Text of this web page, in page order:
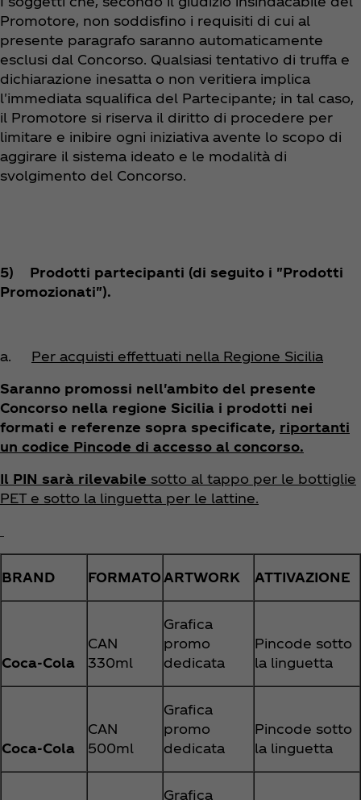
Promotore, non soddisfino i requisiti di cui al
presente paragrafo saranno automaticamente
esclusi dal Concorso. Qualsiasi tentativo di truffa e
dichiarazione inesatta o non veritiera implica
l'immediata squalifica del Partecipante; in tal caso,
il Promotore si riserva il diritto di procedere per
limitare e inibire ogni iniziativa avente lo scopo di
aggirare il sistema ideato e le modalità di
svolgimento del Concorso.
5) Prodotti partecipanti (di seguito i "Prodotti
Promozionati").
a. Per acquisti effettuati nella Regione Sicilia
Saranno promossi nell'ambito del presente
Concorso nella regione Sicilia i prodotti nei
formati e referenze sopra specificate, riportanti
un codice Pincode di accesso al concorso.
Il PIN sarà rilevabile sotto al tappo per le bottiglie
PET e sotto la linguetta per le lattine.
BRAND FORMATO ARTWORK ATTIVAZIONE
Coca‑Cola
CAN
330ml
Grafica
promo
dedicata
Pincode sotto
la linguetta
Coca‑Cola
CAN
500ml
Grafica
promo
dedicata
Pincode sotto
la linguetta
Grafica